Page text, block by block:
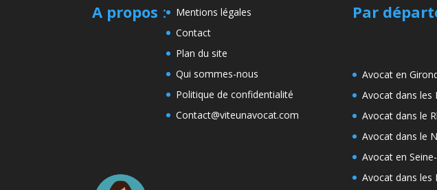
A propos :
Mentions légales
Contact
Plan du site
Qui sommes-nous
Politique de confidentialité
Contact@viteunavocat.com
Par
Avocat en
Avocat dans les
Avocat dans le
Avocat dans le
Avocat en
Avocat dans les